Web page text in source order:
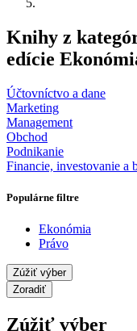
Knihy z
edície
Účtovníctvo a dane
Marketing
Management
Obchod
Podnikanie
Financie, investovanie a
Populárne filtre
Ekonómia
Právo
Zúžiť výber
Zoradiť
Zúžiť výber